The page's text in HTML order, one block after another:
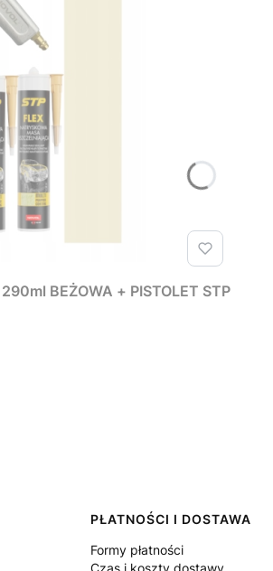
BEŻOWA + PISTOLET STP
PŁATNOŚCI I DOSTAWA
Formy płatności
Czas i koszty dostawy